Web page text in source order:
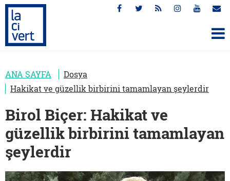
ANA SAYFA
Dosya
Hakikat ve güzellik birbirini tamamlayan şeylerdir
Birol Biçer: Hakikat ve
güzellik birbirini tamamlayan
şeylerdir